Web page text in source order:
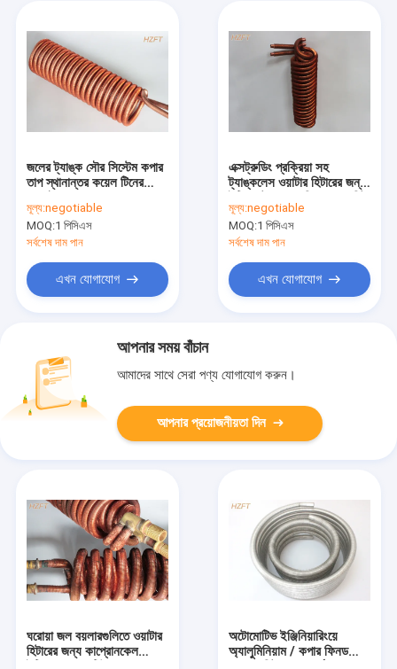
জলের ট্যাঙ্ক সৌর সিস্টেম কপার
তাপ স্থানান্তর কয়েল টিনের
মূল্য:negotiable
MOQ:1 পিসিএস
সর্বশেষ দাম পান
এখন যোগাযোগ
এক্সট্রুডিং প্রক্রিয়া সহ
ট্যাঙ্কলেস ওয়াটার হিটারের জন্য
এক্সচেঞ্জার
মূল্য:negotiable
MOQ:1 পিসিএস
সর্বশেষ দাম পান
এখন যোগাযোগ
আপনার সময় বাঁচান
আমাদের সাথে সেরা পণ্য যোগাযোগ করুন।
আপনার প্রয়োজনীয়তা দিন
ঘরোয়া জল বয়লারগুলিতে ওয়াটার
হিটারের জন্য কাপ্রোনকেল
অটোমোটিভ ইঞ্জিনিয়ারিংয়ে
অ্যালুমিনিয়াম / কপার ফিনড